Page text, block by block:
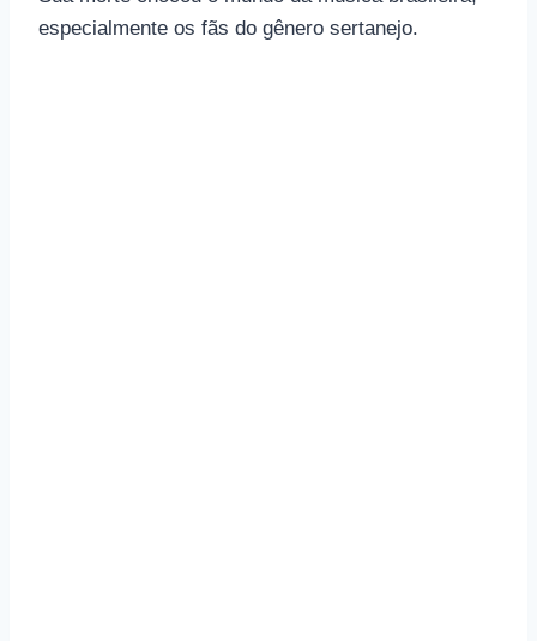
especialmente os fãs do gênero sertanejo.